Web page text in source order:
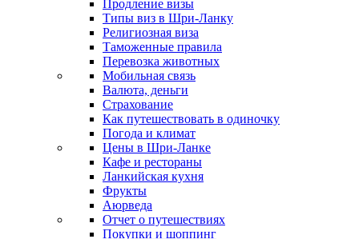
Продление визы
Типы виз в Шри-Ланку
Религиозная виза
Таможенные правила
Перевозка животных
Мобильная связь
Валюта, деньги
Страхование
Как путешествовать в одиночку
Погода и климат
Цены в Шри-Ланке
Кафе и рестораны
Ланкийская кухня
Фрукты
Аюрведа
Отчет о путешествиях
Покупки и шоппинг